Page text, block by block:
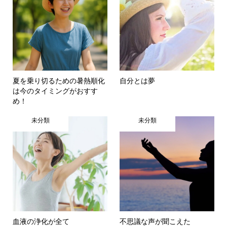
夏を乗り切るための暑熱順化
は今のタイミングがおすす
め！
自分とは夢
未分類
血液の浄化が全て
未分類
不思議な声が聞こえた